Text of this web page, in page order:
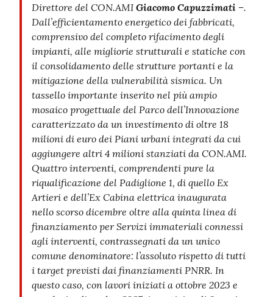
Direttore del CON.AMIGiacomo Capuzzimati –.
Dall’efficientamento energetico dei fabbricati,
comprensivo del completo rifacimento degli
impianti, alle migliorie strutturali e statiche con
il consolidamento delle strutture portanti e la
mitigazione della vulnerabilità sismica. Un
tassello importante inserito nel più ampio
mosaico progettuale del Parco dell’Innovazione
caratterizzato da un investimento di oltre 18
milioni di euro dei Piani urbani integrati da cui
aggiungere altri 4 milioni stanziati da CON.AMI.
Quattro interventi, comprendenti pure la
riqualificazione del Padiglione 1, di quello Ex
Artieri e dell’Ex Cabina elettrica inaugurata
nello scorso dicembre oltre alla quinta linea di
finanziamento per Servizi immateriali connessi
agli interventi, contrassegnati da un unico
comune denominatore: l’assoluto rispetto di tutti
i target previsti dai finanziamenti PNRR. In
questo caso, con lavori iniziati a ottobre 2023 e